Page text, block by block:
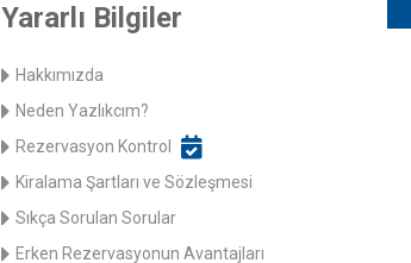
Yararlı Bilgiler
Hakkımızda
Neden Yazlıkcım?
Rezervasyon Kontrol
Kiralama Şartları ve Sözleşmesi
Sıkça Sorulan Sorular
Erken Rezervasyonun Avantajları